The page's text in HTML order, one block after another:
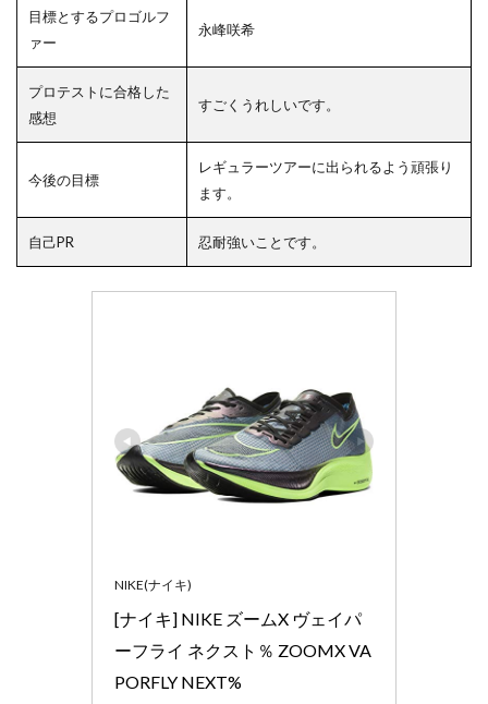
目標とするプロゴルフ
ァー
永峰咲希
プロテストに合格した
感想
すごくうれしいです。
今後の目標
レギュラーツアーに出られるよう頑張り
ます。
自己PR 忍耐強いことです。
NIKE(ナイキ)
[ナイキ] NIKE ズームX ヴェイパ
ーフライ ネクスト％ ZOOMX VA
PORFLY NEXT%